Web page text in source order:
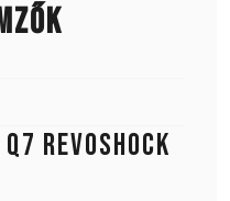
REVOSHOCK